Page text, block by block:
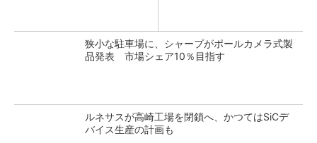
狭小な駐車場に、シャープがポールカメラ式製
品発表 市場シェア10％目指す
ルネサスが高崎工場を閉鎖へ、かつてはSiCデ
バイス生産の計画も